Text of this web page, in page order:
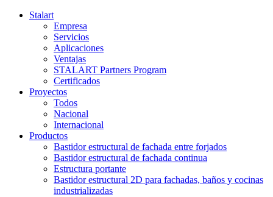
Stalart
Empresa
Servicios
Aplicaciones
Ventajas
STALART Partners Program
Certificados
Proyectos
Todos
Nacional
Internacional
Productos
Bastidor estructural de fachada entre forjados
Bastidor estructural de fachada continua
Estructura portante
Bastidor estructural 2D para fachadas, baños y cocinas
industrializadas